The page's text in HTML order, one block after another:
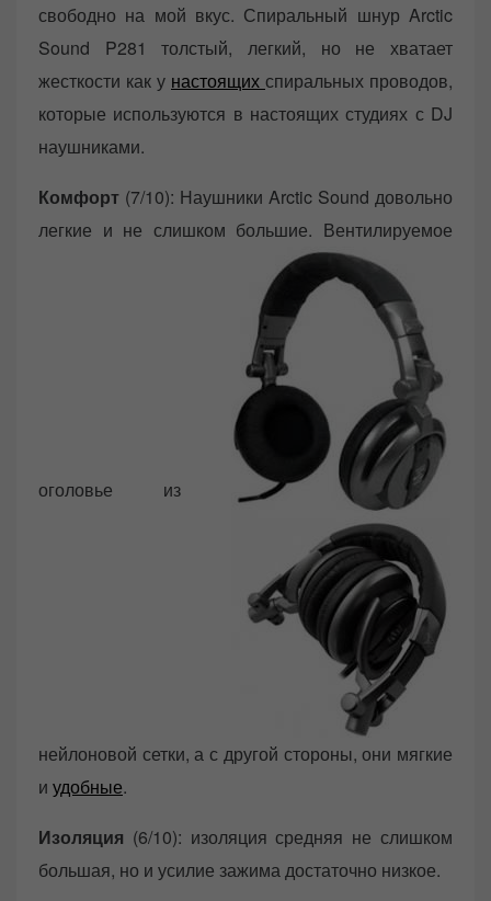
свободно на мой вкус. Спиральный шнур Arctic
Sound P281 толстый, легкий, но не хватает
жесткости как у настоящих спиральных проводов,
которые используются в настоящих студиях с DJ
наушниками.
Комфорт (7/10): Наушники Arctic Sound довольно
легкие и не слишком большие. Вентилируемое
оголовье из
нейлоновой сетки, а с другой стороны, они мягкие
и удобные.
Изоляция (6/10): изоляция средняя не слишком
большая, но и усилие зажима достаточно низкое.